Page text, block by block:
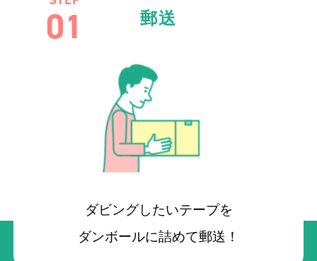
01 郵送
ダビングしたいテープを
ダンボールに詰めて郵送！